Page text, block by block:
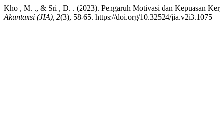
Kho , M. ., & Sri , D. . (2023). Pengaruh Motivasi dan Kepuasan
Akuntansi (JIA), 2(3), 58-65. https://doi.org/10.32524/jia.v2i3.1075